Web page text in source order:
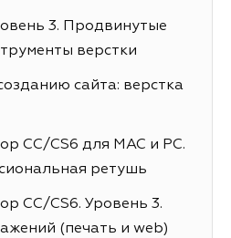
3. Продвинутые
верстки
сайта: верстка
СС/CS6 для MAC и PC.
ретушь
СС/CS6. Уровень 3.
(печать и web)